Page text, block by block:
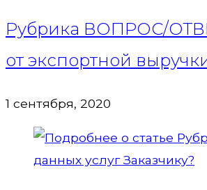
Рубрика ВОПРОС/
от экспортной
1 сентября, 2020